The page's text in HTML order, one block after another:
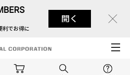
利でお得に
開く